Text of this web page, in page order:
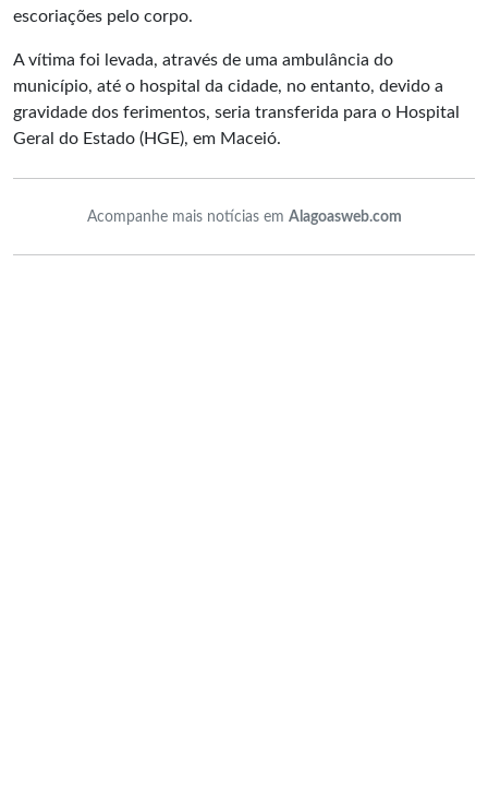
escoriações pelo corpo.
A vítima foi levada, através de uma ambulância do
município, até o hospital da cidade, no entanto, devido a
gravidade dos ferimentos, seria transferida para o Hospital
Geral do Estado (HGE), em Maceió.
Acompanhe mais notícias em Alagoasweb.com